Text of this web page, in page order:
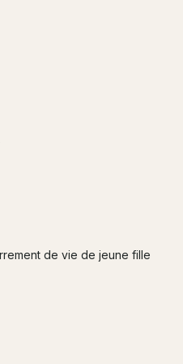
de vie de jeune fille